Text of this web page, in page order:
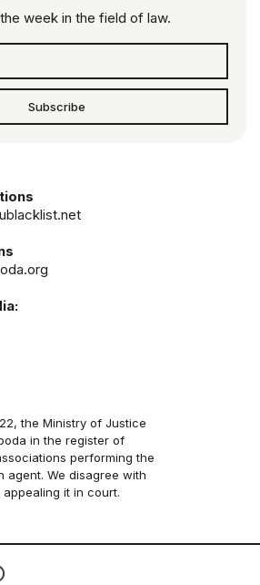
week in the field of law.
Subscribe
the Ministry of Justice
in the register of
performing the
We disagree with
it in court.